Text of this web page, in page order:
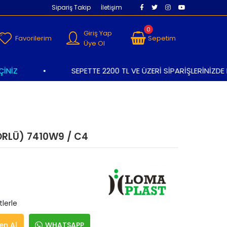
SEPETTE 2200 TL VE ÜZERİ SİPARİŞLERİNİZDE
Sipariş Takip İletişim
Favorilerim
Giriş Yap
Üye Ol
0
Sepetim
7410W9 / C4
Al WHATSAPP